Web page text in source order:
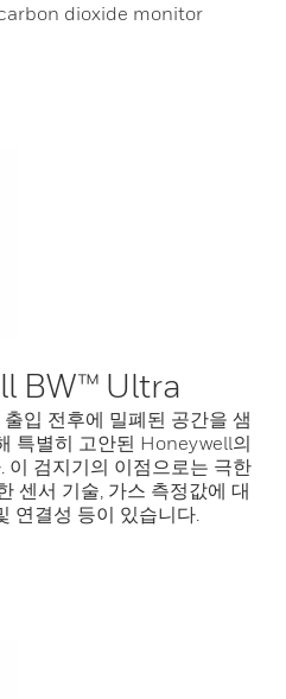
dioxide monitor
BW™ Ultra
입 전후에 밀폐된 공간을 샘
특별히 고안된 Honeywell의
이 검지기의 이점으로는 극한
센서 기술, 가스 측정값에 대
연결성 등이 있습니다.